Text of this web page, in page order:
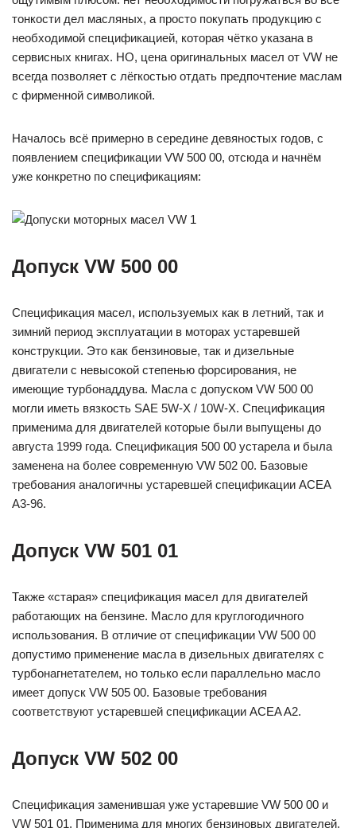
тонкости дел масляных, а просто покупать продукцию с
необходимой спецификацией, которая чётко указана в
сервисных книгах. НО, цена оригинальных масел от VW не
всегда позволяет с лёгкостью отдать предпочтение маслам
с фирменной символикой.
Началось всё примерно в середине девяностых годов, с
появлением спецификации VW 500 00, отсюда и начнём
уже конкретно по спецификациям:
Допуск VW 500 00
Спецификация масел, используемых как в летний, так и
зимний период эксплуатации в моторах устаревшей
конструкции. Это как бензиновые, так и дизельные
двигатели с невысокой степенью форсирования, не
имеющие турбонаддува. Масла с допуском VW 500 00
могли иметь вязкость SAE 5W-X / 10W-X. Спецификация
применима для двигателей которые были выпущены до
августа 1999 года. Спецификация 500 00 устарела и была
заменена на более современную VW 502 00. Базовые
требования аналогичны устаревшей спецификации ACEA
A3-96.
Допуск VW 501 01
Также «старая» спецификация масел для двигателей
работающих на бензине. Масло для круглогодичного
использования. В отличие от спецификации VW 500 00
допустимо применение масла в дизельных двигателях с
турбонагнетателем, но только если параллельно масло
имеет допуск VW 505 00. Базовые требования
соответствуют устаревшей спецификации ACEA A2.
Допуск VW 502 00
Спецификация заменившая уже устаревшие VW 500 00 и
VW 501 01. Применима для многих бензиновых двигателей,